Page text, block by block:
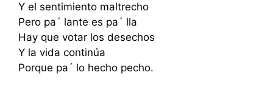
Y el sentimiento maltrecho
Pero pa´ lante es pa´ lla
Hay que votar los desechos
Y la vida continúa
Porque pa´ lo hecho pecho.